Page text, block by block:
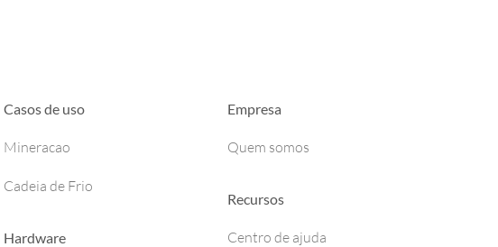
Casos de uso
Mineracao
Cadeia de Frio
Hardware
Empresa
Quem somos
Recursos
Centro de ajuda